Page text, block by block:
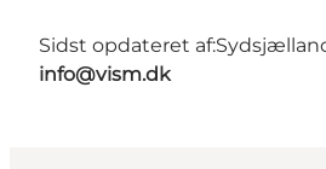
Sidst opdateret af:
info@vism.dk